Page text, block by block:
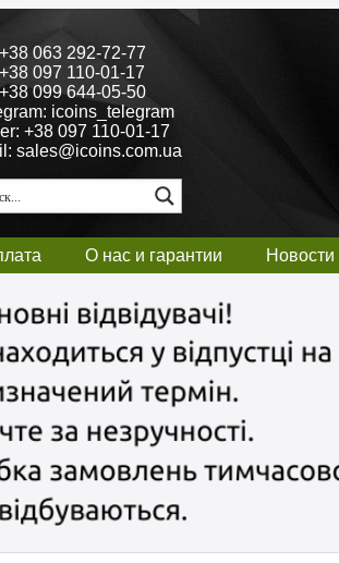
+38 063 292-72-77
+38 097 110-01-17
099 644-05-50
icoins_telegram
+38 097 110-01-17
sales@icoins.com.ua
О нас и гарантии Новости